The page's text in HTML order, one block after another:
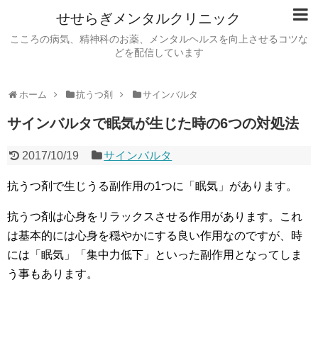
せせらぎメンタルクリニック
こころの病気、精神科のお薬、メンタルヘルスを向上させるコツな
どを配信しています
ホーム 抗うつ剤 サインバルタ
サインバルタで眠気が生じた時の6つの対処法
2017/10/19 サインバルタ
抗うつ剤で生じうる副作用の1つに「眠気」があります。
抗うつ剤は心身をリラックスさせる作用があります。これ
は基本的には心身を穏やかにする良い作用なのですが、時
には「眠気」「集中力低下」といった副作用となってしま
う事もあります。